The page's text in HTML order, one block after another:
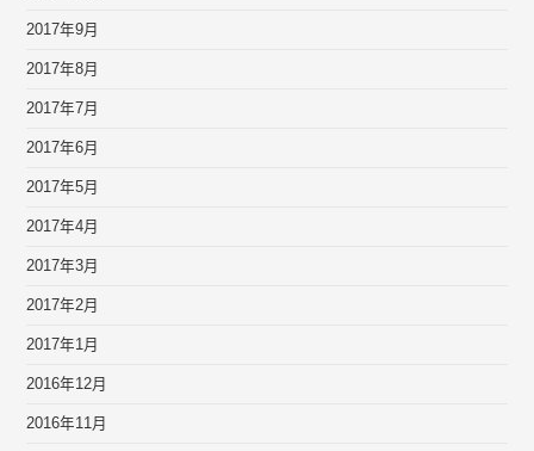
2017年9月
2017年8月
2017年7月
2017年6月
2017年5月
2017年4月
2017年3月
2017年2月
2017年1月
2016年12月
2016年11月